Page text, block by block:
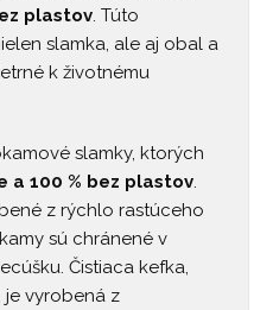
plastov. Túto
slamka, ale aj obal a
k životnému
slamky, ktorých
a 100 % bez plastov.
z rýchlo rastúceho
sú chránené v
Čistiaca kefka,
je vyrobená z